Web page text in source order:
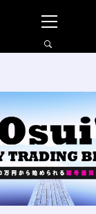
イ
ン
ュ
ー
仮想
ログ